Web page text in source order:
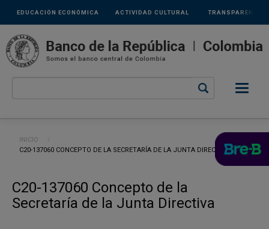
Pasar al contenido principal
Links
secundarios
ACTIVIDAD CULTURAL
EDUCACIÓN ECONÓMICA TRANSPARENCIA
Ruta de navegación
INICIO
CURRENT:
C20-137060 CONCEPTO DE LA SECRETARÍA DE LA JUNTA DIRECTIVA
C20-137060 Concepto de la
Secretaría de la Junta Directiva